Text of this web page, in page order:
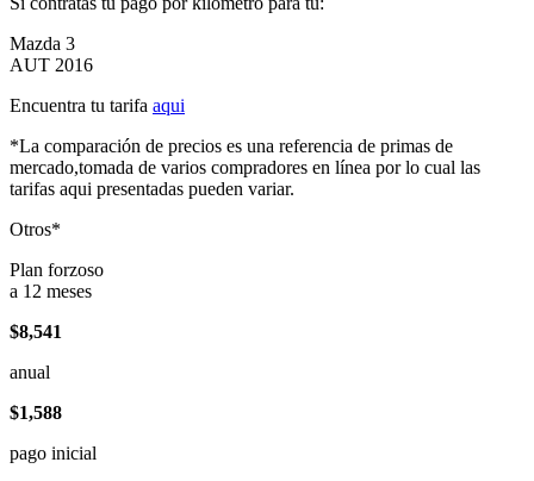
Mazda 3
AUT 2016
Encuentra tu tarifa aqui
*La comparación de precios es una referencia de primas de
mercado,tomada de varios compradores en línea por lo cual las
tarifas aqui presentadas pueden variar.
Otros*
Plan forzoso
a 12 meses
$8,541
anual
$1,588
pago inicial